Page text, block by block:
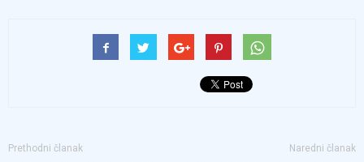
Prethodni članak Naredni članak